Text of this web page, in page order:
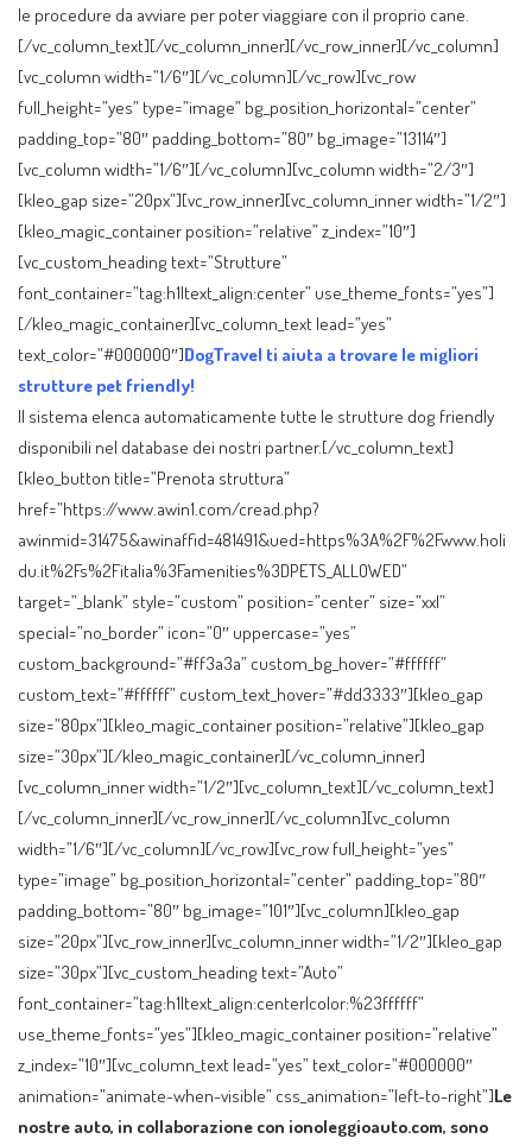
le procedure da avviare per poter viaggiare con il proprio cane.
[/vc_column_text][/vc_column_inner][/vc_row_inner][/vc_column]
[vc_column width=”1/6″][/vc_column][/vc_row][vc_row
full_height=”yes” type=”image” bg_position_horizontal=”center”
padding_top=”80″ padding_bottom=”80″ bg_image=”13114″]
[vc_column width=”1/6″][/vc_column][vc_column width=”2/3″]
[kleo_gap size=”20px”][vc_row_inner][vc_column_inner width=”1/2″]
[kleo_magic_container position=”relative” z_index=”10″]
[vc_custom_heading text=”Strutture”
font_container=”tag:h1|text_align:center” use_theme_fonts=”yes”]
[/kleo_magic_container][vc_column_text lead=”yes”
text_color=”#000000″]DogTravel ti aiuta a trovare le migliori
strutture pet friendly!
Il sistema elenca automaticamente tutte le strutture dog friendly
disponibili nel database dei nostri partner.[/vc_column_text]
[kleo_button title=”Prenota struttura”
href=”https://www.awin1.com/cread.php?
awinmid=31475&awinaffid=481491&ued=https%3A%2F%2Fwww.holi
du.it%2Fs%2Fitalia%3Famenities%3DPETS_ALLOWED”
target=”_blank” style=”custom” position=”center” size=”xxl”
special=”no_border” icon=”0″ uppercase=”yes”
custom_background=”#ff3a3a” custom_bg_hover=”#ffffff”
custom_text=”#ffffff” custom_text_hover=”#dd3333″][kleo_gap
size=”80px”][kleo_magic_container position=”relative”][kleo_gap
size=”30px”][/kleo_magic_container][/vc_column_inner]
[vc_column_inner width=”1/2″][vc_column_text][/vc_column_text]
[/vc_column_inner][/vc_row_inner][/vc_column][vc_column
width=”1/6″][/vc_column][/vc_row][vc_row full_height=”yes”
type=”image” bg_position_horizontal=”center” padding_top=”80″
padding_bottom=”80″ bg_image=”101″][vc_column][kleo_gap
size=”20px”][vc_row_inner][vc_column_inner width=”1/2″][kleo_gap
size=”30px”][vc_custom_heading text=”Auto”
font_container=”tag:h1|text_align:center|color:%23ffffff”
use_theme_fonts=”yes”][kleo_magic_container position=”relative”
z_index=”10″][vc_column_text lead=”yes” text_color=”#000000″
animation=”animate-when-visible” css_animation=”left-to-right”]Le
nostre auto, in collaborazione con ionoleggioauto.com, sono